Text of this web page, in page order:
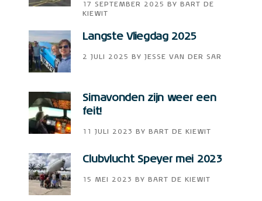
17 SEPTEMBER 2025 BY
BART DE
KIEWIT
Langste Vliegdag 2025
2 JULI 2025 BY JESSE VAN DER SAR
Simavonden zijn weer een
feit!
11 JULI 2023 BY BART DE KIEWIT
Clubvlucht Speyer mei 2023
15 MEI 2023 BY BART DE KIEWIT